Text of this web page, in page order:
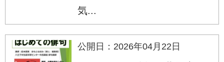
気...
公開日：2026年04月22日